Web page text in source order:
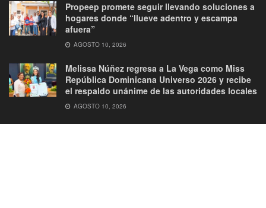
Propeep promete seguir llevando soluciones a
hogares donde “llueve adentro y escampa
afuera”
AGOSTO 10, 2026
Melissa Núñez regresa a La Vega como Miss
República Dominicana Universo 2026 y recibe
el respaldo unánime de las autoridades locales
AGOSTO 10, 2026